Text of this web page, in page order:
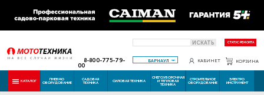
ИСКАТЬ СТАТУС РЕМОНТА
8-800-775-79-
00
БАРНАУЛ КАБИНЕТ КОРЗИНА
КАТАЛОГ ПНЕВМО
ОБОРУДОВАНИЕ
САДОВАЯ
ТЕХНИКА СИЛОВАЯ ТЕХНИКА
СНЕГОУБОРОЧНАЯ
И ТЕПЛОВАЯ
ТЕХНИКА
СТРОИТЕЛЬНОЕ
ОБОРУДОВАНИЕ
ЭЛЕКТРО
ИНСТРУМЕНТ